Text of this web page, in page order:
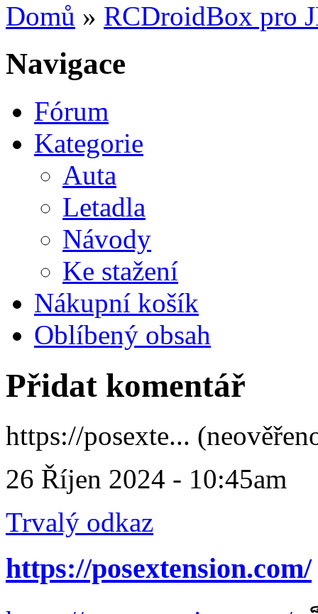
Domů » RCDroidBox pro
Navigace
Fórum
Kategorie
Auta
Letadla
Návody
Ke stažení
Nákupní košík
Oblíbený obsah
Přidat komentář
https://posexte...
26 Říjen 2024 - 10:45am
Trvalý odkaz
https://posextension.com/